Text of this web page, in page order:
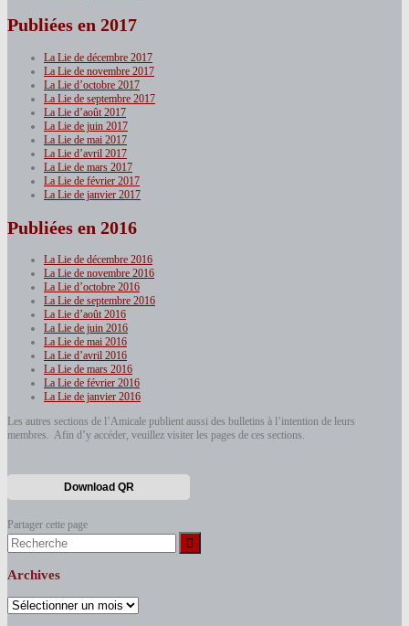
Publiées en 2017
La Lie de décembre 2017
La Lie de novembre 2017
La Lie d’octobre 2017
La Lie de septembre 2017
La Lie d’août 2017
La Lie de juin 2017
La Lie de mai 2017
La Lie d’avril 2017
La Lie de mars 2017
La Lie de février 2017
La Lie de janvier 2017
Publiées en 2016
La Lie de décembre 2016
La Lie de novembre 2016
La Lie d’octobre 2016
La Lie de septembre 2016
La Lie d’août 2016
La Lie de juin 2016
La Lie de mai 2016
La Lie d’avril 2016
La Lie de mars 2016
La Lie de février 2016
La Lie de janvier 2016
Les autres sections de l’Amicale publient aussi des bulletins à l’intention de leurs
membres. Afin d’y accéder, veuillez visiter les pages de ces sections.
Download QR
Partager cette page
Search
for:
Archives
Archives